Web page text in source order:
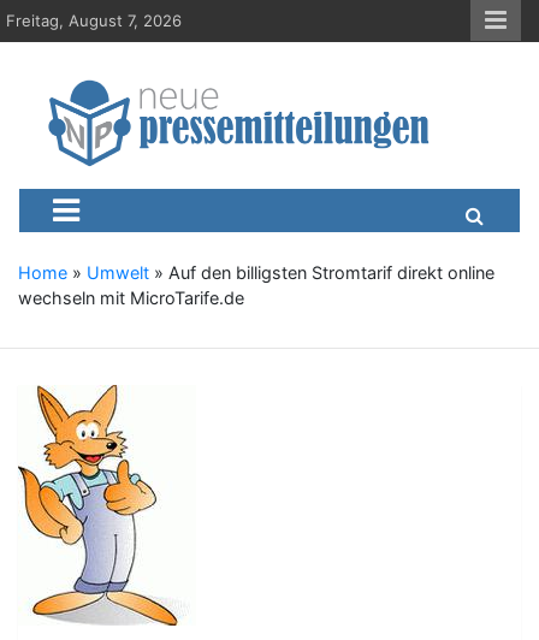
S
k
Freitag, August 7, 2026
Neue-
Presseportal, Nachrichten, News, Meldungen, Wirtschaft
Home » Umwelt » Auf den billigsten Stromtarif direkt online
wechseln mit MicroTarife.de